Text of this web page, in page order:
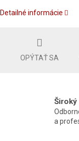
Detailné informácie
OPÝTAŤ SA
a